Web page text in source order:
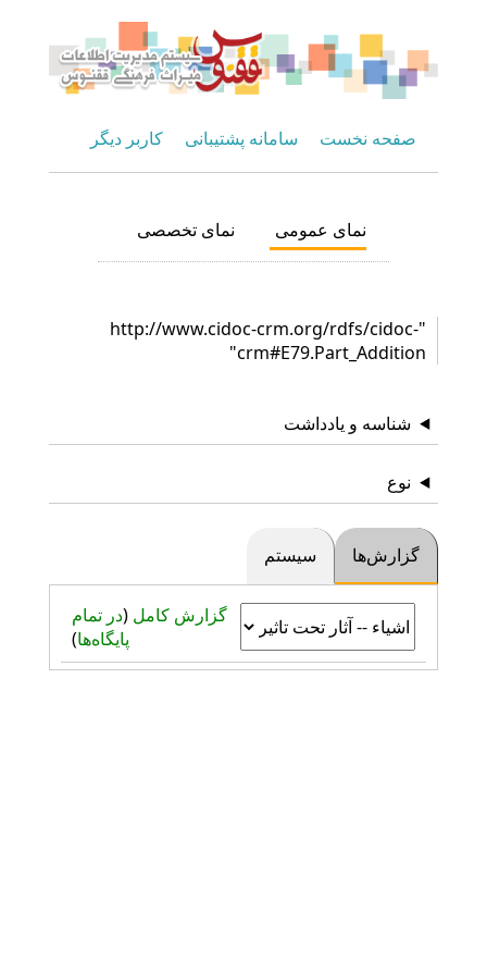
صفحه نخست سامانه پشتیبانی کاربر دیگر
نمای عمومی نمای تخصصی
"http://www.cidoc-crm.org/rdfs/cidoc-
crm#E79.Part_Addition"
شناسه و یادداشت
نوع
گزارش‌ها سیستم
گزارش کامل (در تمام
پایگاه‌ها)